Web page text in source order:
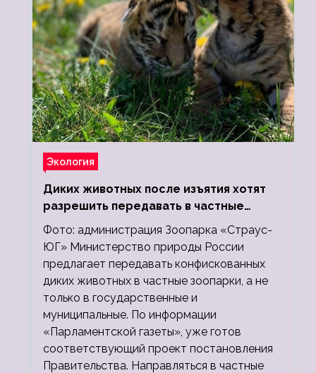
Экология
Диких животных после изъятия хотят
разрешить передавать в частные
зоопарки
Фото: администрация Зоопарка «Страус-
ЮГ» Министерство природы России
предлагает передавать конфискованных
диких животных в частные зоопарки, а не
только в государственные и
муниципальные. По информации
«Парламентской газеты», уже готов
соответствующий проект постановления
Правительства. Направляться в частные